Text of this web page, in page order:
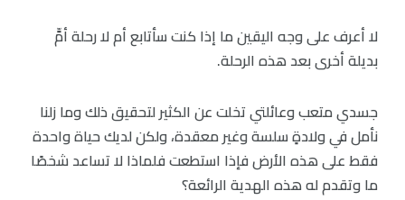
لا أعرف على وجه اليقين ما إذا كنت سأتابع أم لا رحلة أمٍّ
بديلة أخرى بعد هذه الرحلة.
جسدي متعب وعائلتي تخلت عن الكثير لتحقيق ذلك وما زلنا
نأمل في ولادةٍ سلسة وغير معقدة، ولكن لديك حياة واحدة
فقط على هذه الأرض فإذا استطعت فلماذا لا تساعد شخصًا
ما وتقدم له هذه الهدية الرائعة؟